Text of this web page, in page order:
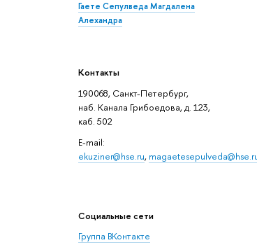
Гаете Сепулведа Магдалена
Алехандра
Контакты
190068, Санкт-Петербург,
наб. Канала Грибоедова, д. 123,
каб. 502
E-mail:
ekuziner@hse.ru,
Социальные сети
Группа ВКонтакте